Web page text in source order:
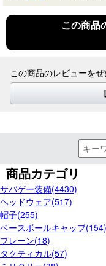
この商品
この商品のレビューをぜ
商品カテゴリ
サバゲー装備(4430)
ヘッドウェア(517)
帽子(255)
ベースボールキャップ(154)
プレーン(18)
タクティカル(57)